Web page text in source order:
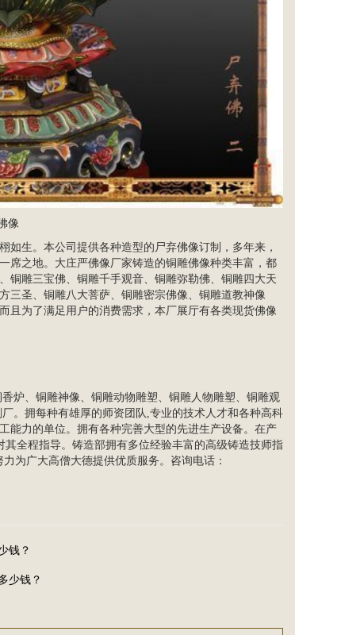
像
生。本公司提供各种造型的尸弃佛像订制，多年来，
席之地。大庄严佛像厂家铸造的铜雕佛像种类丰富，都
铜雕三宝佛、 铜雕千手观音、 铜雕弥勒佛、 铜雕四大天
三圣、 铜雕八大菩萨、 铜雕密宗佛像、 铜雕道教神像
且为了满足用户的消费需求，本厂展厅有各类现货佛像
炉、铜雕神像、铜雕动物雕塑、铜雕人物雕塑、 铜雕观
。拥每种有雄厚的师资团队,专业的技术人才和各种高科
能力的单位。拥有各种完善大型的先进生产设备。在产
全程指导。铸造部拥有多位经验丰富的高级铸造技师指
为广大高僧大德提供优质服务。咨询电话：
钱？
少钱？